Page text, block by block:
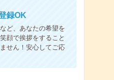
録OK
ど、あなたの希望を
顔で挨拶をすること
せん！安心してご応